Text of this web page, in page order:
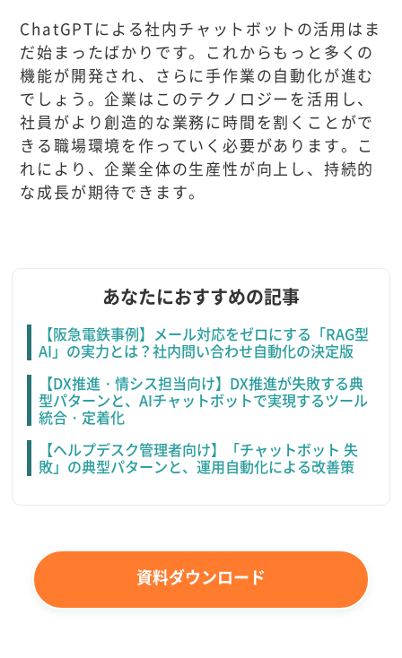
ChatGPTによる社内チャットボットの活用はま
だ始まったばかりです。これからもっと多くの
機能が開発され、さらに手作業の自動化が進む
でしょう。企業はこのテクノロジーを活用し、
社員がより創造的な業務に時間を割くことがで
きる職場環境を作っていく必要があります。こ
れにより、企業全体の生産性が向上し、持続的
な成長が期待できます。
あなたにおすすめの記事
【阪急電鉄事例】メール対応をゼロにする「RAG型
AI」の実力とは？社内問い合わせ自動化の決定版
【DX推進・情シス担当向け】DX推進が失敗する典
型パターンと、AIチャットボットで実現するツール
統合・定着化
【ヘルプデスク管理者向け】「チャットボット 失
敗」の典型パターンと、運用自動化による改善策
資料ダウンロード